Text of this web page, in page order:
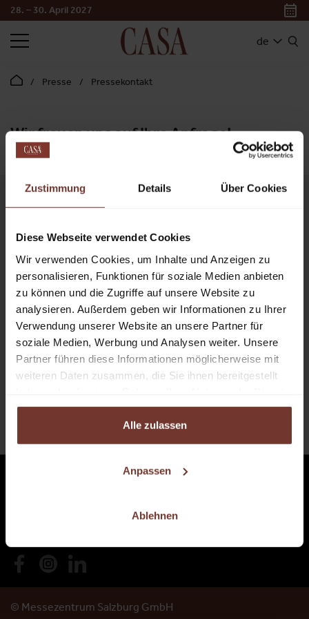
Zustimmung Details Über Cookies
Diese Webseite verwendet Cookies
Wir verwenden Cookies, um Inhalte und Anzeigen zu
personalisieren, Funktionen für soziale Medien anbieten
zu können und die Zugriffe auf unsere Website zu
analysieren. Außerdem geben wir Informationen zu Ihrer
Verwendung unserer Website an unsere Partner für
soziale Medien, Werbung und Analysen weiter. Unsere
Partner führen diese Informationen möglicherweise mit
weiteren Daten zusammen, die Sie ihnen bereitgestellt
gesammelt haben.
Alle zulassen
Anpassen
Ablehnen
28. – 30. April 2027
de
SUCHEN
Presse Pressekontakt
Wir freuen uns auf Ihre Anfrage!
Mail:casa@mzs.at
Am Messezentrum 1
5020 Salzburg
Österreich
ANSPRECHPARTNER FINDEN
© Messezentrum Salzburg GmbH